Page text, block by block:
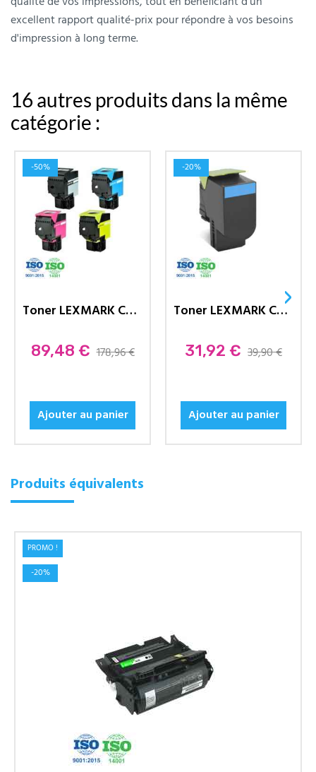
excellent rapport qualité-prix pour répondre à vos besoins
d'impression à long terme.
16 autres produits dans la même
catégorie :
Toner LEXMARK Compatible CX310...
Prix
89,48 € 178,96 €
Ajouter au panier
-50%
Toner LEXMARK Compatible 802SK...
Prix
31,92 € 39,90 €
Ajouter au panier
-20%
›
Produits équivalents
PROMO !
-20%